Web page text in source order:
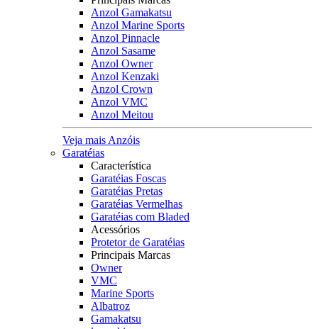
Anzol Gamakatsu
Anzol Marine Sports
Anzol Pinnacle
Anzol Sasame
Anzol Owner
Anzol Kenzaki
Anzol Crown
Anzol VMC
Anzol Meitou
Veja mais Anzóis
Garatéias
Característica
Garatéias Foscas
Garatéias Pretas
Garatéias Vermelhas
Garatéias com Bladed
Acessórios
Protetor de Garatéias
Principais Marcas
Owner
VMC
Marine Sports
Albatroz
Gamakatsu